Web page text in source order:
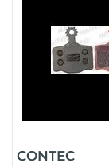
CONTEC